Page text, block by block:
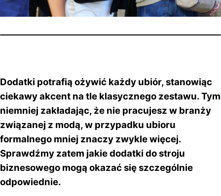
Dodatki potrafią ożywić każdy ubiór, stanowiąc
ciekawy akcent na tle klasycznego zestawu. Tym
niemniej zakładając, że nie pracujesz w branży
związanej z modą, w przypadku ubioru
formalnego mniej znaczy zwykle więcej.
Sprawdźmy zatem jakie dodatki do stroju
biznesowego mogą okazać się szczególnie
odpowiednie.